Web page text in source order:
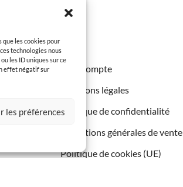
les cookies pour
technologies nous
les ID uniques sur ce
effet négatif sur
les préférences
-
Mon compte
Mentions légales
Politique de confidentialité
Conditions générales de vente
Politique de cookies (UE)